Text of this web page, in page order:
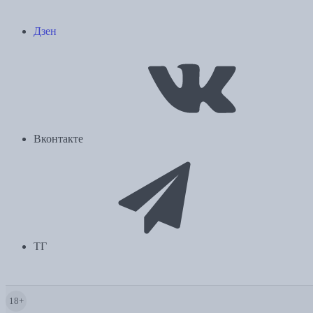
Дзен
Вконтакте
ТГ
18+